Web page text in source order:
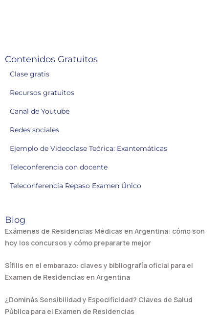
Contenidos Gratuitos
Clase gratis
Recursos gratuitos
Canal de Youtube
Redes sociales
Ejemplo de Videoclase Teórica: Exantemáticas
Teleconferencia con docente
Teleconferencia Repaso Examen Único
Blog
Exámenes de Residencias Médicas en Argentina: cómo son
hoy los concursos y cómo prepararte mejor
Sífilis en el embarazo: claves y bibliografía oficial para el
Examen de Residencias en Argentina
¿Dominás Sensibilidad y Especificidad? Claves de Salud
Pública para el Examen de Residencias